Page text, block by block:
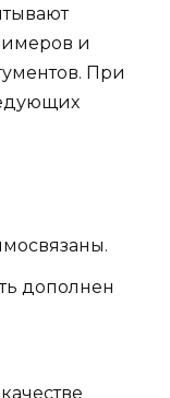
и
При
дополнен